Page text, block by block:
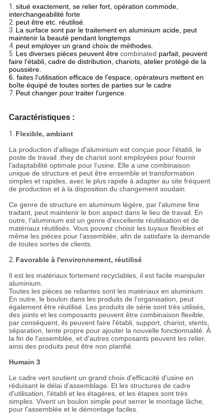
1. situé exactement, se relier fort, opération commode,
interchangeabilité forte
2. peut être etc. réutilisé.
3. La surface sont par le traitement en aluminium acide, peut
maintenir la beauté pendant longtemps
4. peut employer un grand choix de méthodes.
5. Les diverses pièces peuvent êtrecombinated parfait, peuvent
faire l'établi, cadre de distribution, chariots, atelier protégé de la
poussière.
6. faites l'utilisation efficace de l'espace, opérateurs mettent en
boîte équipé de toutes sortes de parties sur le cadre
7. Peut changer pour traiter l'urgence.
Caractéristiques :
1. Flexible, ambiant
La production d'alliage d'aluminium est conçue pour l'établi, le
poste de travail .they de chariot sont employées pour fournir
l'adaptabilité optimale pour l'usine. Elle a une combinaison
unique de structure et peut être ensemble et transformation
simples et rapides, avec le plus rapide à adapter au site fréquent
de production et à la disposition du changement soudain.
Ce genre de structure en aluminium légère, par l'alumine fine
traitant, peut maintenir le bon aspect dans le lieu de travail. En
outre, l'aluminium est un genre d'excellente réutilisation et de
matériaux réutilisés. Vous pouvez choisir les tuyaux flexibles et
même les pièces pour l'assemblée, afin de satisfaire la demande
de toutes sortes de clients.
2. Favorable à l'environnement, réutilisé
Il est les matériaux fortement recyclables, il est facile manipuler
aluminium.
Toutes les pièces se reliantes sont les matériaux en aluminium.
En outre, le boulon dans les produits de l'organisation, peut
également être réutilisé. Les produits de série sont très utilisés,
des joints et les composants peuvent être combinaison flexible,
par conséquent, ils peuvent faire l'établi, support, chariot, stents,
séparation, tente propre pour ajouter la nouvelle fonctionnalité. À
la fin de l'assemblée, et d'autres composants peuvent les relier,
ainsi des produits peut être non planifié.
Humain 3
Le cadre vert soutient un grand choix d'efficacité d'usine en
réduisant le délai d'assemblage. Et les structures de cadre
d'utilisation, l'établi et les étagères, et les étapes sont très
simples. Vivent un boulon simple peut serrer le montage lâche,
pour l'assemblée et le démontage faciles.